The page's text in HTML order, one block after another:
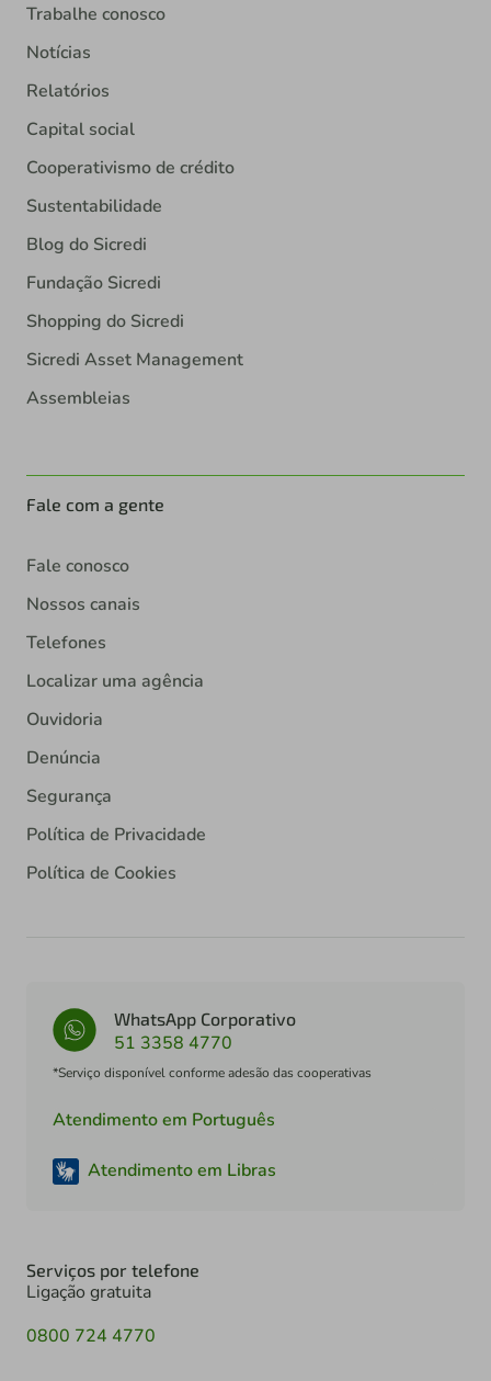
Trabalhe conosco
Notícias
Relatórios
Capital social
Cooperativismo de crédito
Sustentabilidade
Blog do Sicredi
Fundação Sicredi
Shopping do Sicredi
Sicredi Asset Management
Assembleias
Fale com a gente
Fale conosco
Nossos canais
Telefones
Localizar uma agência
Ouvidoria
Denúncia
Segurança
Política de Privacidade
Política de Cookies
WhatsApp Corporativo
51 3358 4770
*Serviço disponível conforme adesão das cooperativas
Atendimento em Português
Atendimento em Libras
Serviços por telefone
Ligação gratuita
0800 724 4770